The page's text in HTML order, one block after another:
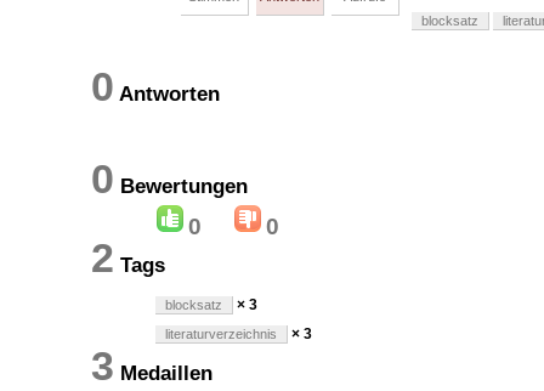
blocksatz
0 Antworten
0 Bewertungen
0 0
2 Tags
blocksatz × 3
literaturverzeichnis × 3
3 Medaillen